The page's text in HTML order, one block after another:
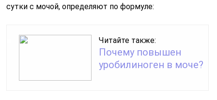
сутки с мочой, определяют по формуле:
Читайте также:
Почему повышен
уробилиноген в моче?